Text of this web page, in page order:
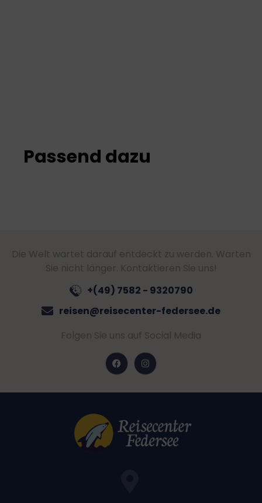
Passend dazu
Die Welt wartet darauf entdeckt zu werden. Warten
Sie nicht länger. Kontaktieren Sie uns!
+(49) 7582 - 9320790
reisen@reisecenter-federsee.de
Folgen Sie uns auf Social Media